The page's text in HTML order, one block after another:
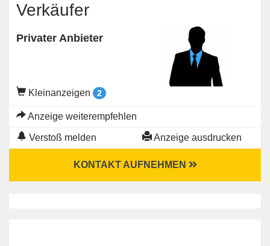
Verkäufer
Privater Anbieter
Kleinanzeigen 2
Anzeige weiterempfehlen
Verstoß melden Anzeige ausdrucken
KONTAKT AUFNEHMEN